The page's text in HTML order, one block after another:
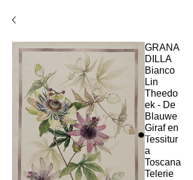
GRANA
DILLA
Bianco
Lin
Theedo
ek - De
Blauwe
Giraf en
Tessitur
a
Toscana
Telerie